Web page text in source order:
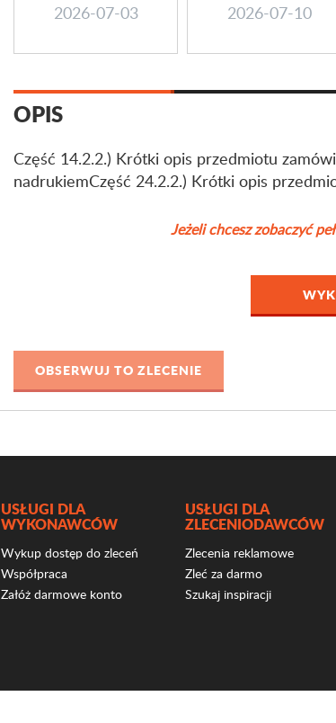
2026-07-03 2026-07-10
OPIS
Część 14.2.2.) Krótki opis przedmiotu
nadrukiemCzęść 24.2.2.) Krótki opis
Jeżeli chcesz zobaczyć
USŁUGI DLA
WYKONAWCÓW
Wykup dostęp do zleceń
Współpraca
Załóż darmowe konto
USŁUGI DLA
ZLECENIODAWCÓW
Zlecenia reklamowe
Zleć za darmo
Szukaj inspiracji